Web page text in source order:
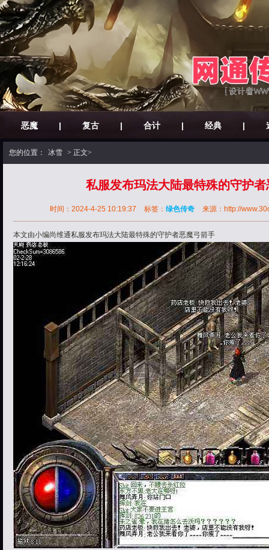
恶魔 | 复古 | 合计 | 经典 |
您的位置： 冰雪 > 正文>
私服发布玛法大陆最特殊的守护
时间：2024-4-25 10:19:37 标签： 绿色传奇 来源：http://
本文由小编尚维通私服发布玛法大陆最特殊的守护者恶魔弓箭手